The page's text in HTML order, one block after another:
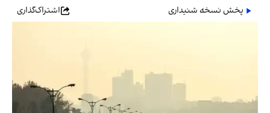
پخش نسخه شنیداری
اشتراک‌گذاری